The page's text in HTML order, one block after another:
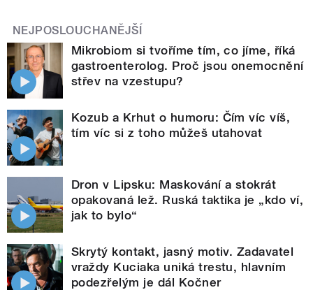
NEJPOSLOUCHANĚJŠÍ
Mikrobiom si tvoříme tím, co jíme, říká
gastroenterolog. Proč jsou onemocnění
střev na vzestupu?
Kozub a Krhut o humoru: Čím víc víš,
tím víc si z toho můžeš utahovat
Dron v Lipsku: Maskování a stokrát
opakovaná lež. Ruská taktika je „kdo ví,
jak to bylo“
Skrytý kontakt, jasný motiv. Zadavatel
vraždy Kuciaka uniká trestu, hlavním
podezřelým je dál Kočner